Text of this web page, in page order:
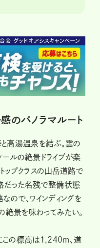
のパノラマルート
高湯温泉を結ぶ。雲の
ールの絶景ドライブが楽
ップクラスの山岳道路で
だった名残で整備状態
ので、ワインディングを
絶景を味わってみたい。
この標高は1,240m、道